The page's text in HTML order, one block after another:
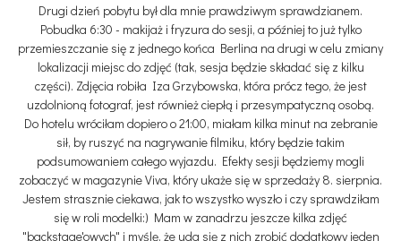
Drugi dzień pobytu był dla mnie prawdziwym sprawdzianem.
Pobudka 6:30 - makijaż i fryzura do sesji, a później to już tylko
przemieszczanie się z jednego końca Berlina na drugi w celu zmiany
lokalizacji miejsc do zdjęć (tak, sesja będzie składać się z kilku
części). Zdjęcia robiła Iza Grzybowska, która prócz tego, że jest
uzdolnioną fotograf, jest również ciepłą i przesympatyczną osobą.
Do hotelu wróciłam dopiero o 21:00, miałam kilka minut na zebranie
sił, by ruszyć na nagrywanie filmiku, który będzie takim
podsumowaniem całego wyjazdu. Efekty sesji będziemy mogli
zobaczyć w magazynie Viva, który ukaże się w sprzedaży 8. sierpnia.
Jestem strasznie ciekawa, jak to wszystko wyszło i czy sprawdziłam
się w roli modelki:) Mam w zanadrzu jeszcze kilka zdjęć
"backstage'owych" i myślę, że uda się z nich zrobić dodatkowy jeden